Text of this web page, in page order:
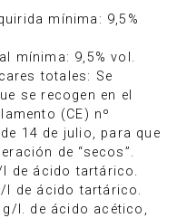
mínima: 9,5%
mínima: 9,5% vol.
totales: Se
se recogen en el
(CE) nº
14 de julio, para que
de “secos”.
de ácido tartárico.
l de ácido tartárico.
l. de ácido acético,